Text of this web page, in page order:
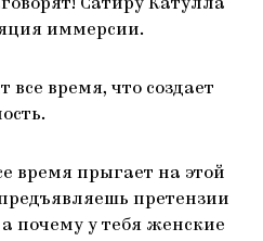
Сатиру Катулла
иммерсии.
все время, что создает
время прыгает на этой
претензии
почему у тебя женские